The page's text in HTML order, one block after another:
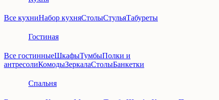
Все кухниНабор кухняСтолыСтульяТабуреты
Гостиная
Все гостинныеШкафыТумбыПолки и
антресолиКомодыЗеркалаСтолыБанкетки
Спальня